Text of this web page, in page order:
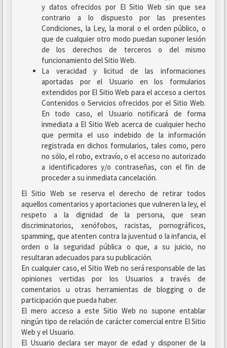
y datos ofrecidos por El Sitio Web sin que sea
contrario a lo dispuesto por las presentes
Condiciones, la Ley, la moral o el orden público, o
que de cualquier otro modo puedan suponer lesión
de los derechos de terceros o del mismo
funcionamiento del Sitio Web.
La veracidad y licitud de las informaciones
aportadas por el Usuario en los formularios
extendidos por El Sitio Web para el acceso a ciertos
Contenidos o Servicios ofrecidos por el Sitio Web.
En todo caso, el Usuario notificará de forma
inmediata a El Sitio Web acerca de cualquier hecho
que permita el uso indebido de la información
registrada en dichos formularios, tales como, pero
no sólo, el robo, extravío, o el acceso no autorizado
a identificadores y/o contraseñas, con el fin de
proceder a su inmediata cancelación.
El Sitio Web se reserva el derecho de retirar todos
aquellos comentarios y aportaciones que vulneren la ley, el
respeto a la dignidad de la persona, que sean
discriminatorios, xenófobos, racistas, pornográficos,
spamming, que atenten contra la juventud o la infancia, el
orden o la seguridad pública o que, a su juicio, no
resultaran adecuados para su publicación.
En cualquier caso, el Sitio Web no será responsable de las
opiniones vertidas por los Usuarios a través de
comentarios u otras herramientas de blogging o de
participación que pueda haber.
El mero acceso a este Sitio Web no supone entablar
ningún tipo de relación de carácter comercial entre El Sitio
Web y el Usuario.
El Usuario declara ser mayor de edad y disponer de la